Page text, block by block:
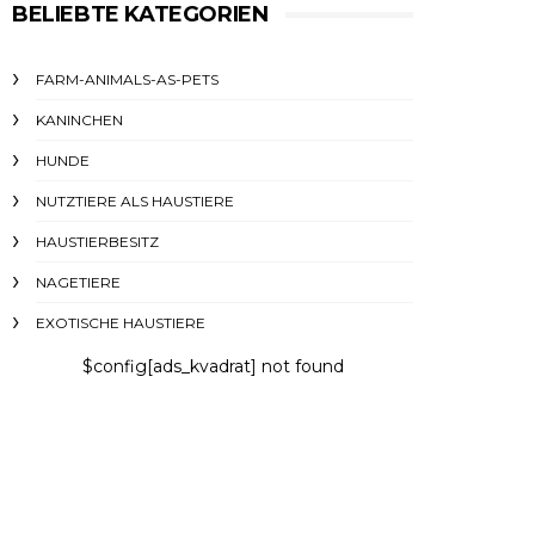
BELIEBTE KATEGORIEN
FARM-ANIMALS-AS-PETS
KANINCHEN
HUNDE
NUTZTIERE ALS HAUSTIERE
HAUSTIERBESITZ
NAGETIERE
EXOTISCHE HAUSTIERE
$config[ads_kvadrat] not found